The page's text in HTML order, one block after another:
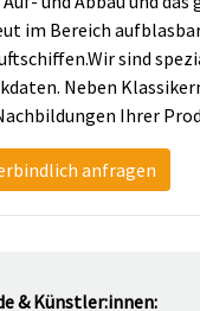
im Bereich
sind
Neben
Ihrer
anfragen
& Künstler:innen: